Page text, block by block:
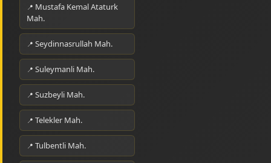
Mustafa Kemal Ataturk
Mah.
Seydinnasrullah Mah.
Suleymanli Mah.
Suzbeyli Mah.
Telekler Mah.
Tulbentli Mah.